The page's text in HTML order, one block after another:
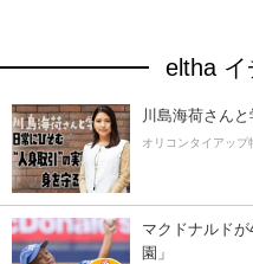
eltha イ
川島海荷さん
オリコンタイアップ
マクドナルド
園」